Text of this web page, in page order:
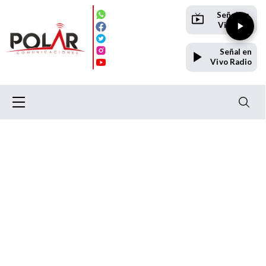
Señal en
Vivo TV
Señal en
Vivo Radio